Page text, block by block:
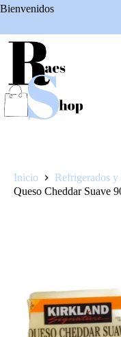
Saltar
Bienvenidos
Inicio Refrigerados
Queso Cheddar Suave